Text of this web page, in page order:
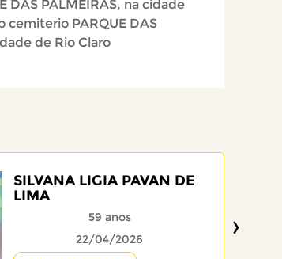
DAS PALMEIRAS, na cidade
cemiterio PARQUE DAS
de Rio Claro
SILVANA LIGIA PAVAN DE
LIMA
59 anos
22/04/2026
›